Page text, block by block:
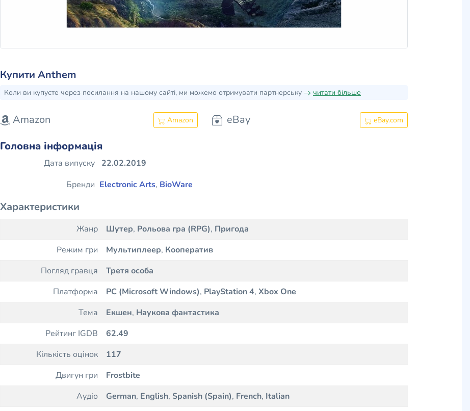
Купити Anthem
Коли ви купуєте через посилання на нашому сайті, ми можемо отримувати партнерську читати більше
Amazon Amazon eBay eBay.com
Головна інформація
Дата випуску
22.02.2019
Бренди Electronic Arts, BioWare
Характеристики
Жанр Шутер, Рольова гра (RPG), Пригода
Режим гри
Мультиплеер, Кооператив
Погляд гравця
Третя особа
Платформа
PC (Microsoft Windows), PlayStation 4, Xbox One
Тема
Екшен, Наукова фантастика
Рейтинг IGDB
62.49
Кількість оцінок
117
Двигун гри
Frostbite
Аудіо
German, English, Spanish (Spain), French, Italian